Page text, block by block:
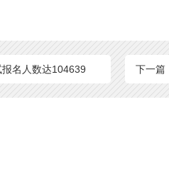
报名人数达104639 下一篇
书籍！